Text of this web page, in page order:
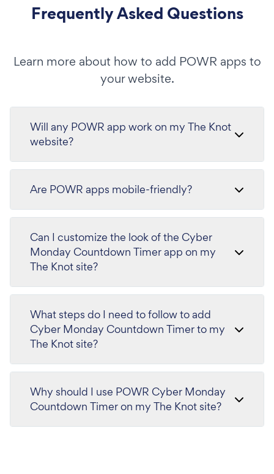
Frequently Asked Questions
Learn more about how to add POWR apps to
your website.
Will any POWR app work on my The Knot
website?
Are POWR apps mobile-friendly?
Can I customize the look of the Cyber
Monday Countdown Timer app on my
The Knot site?
What steps do I need to follow to add
Cyber Monday Countdown Timer to my
The Knot site?
Why should I use POWR Cyber Monday
Countdown Timer on my The Knot site?